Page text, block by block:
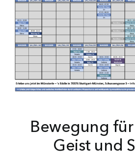
Bewegung
Geist und